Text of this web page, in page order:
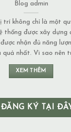
Blogadmin
không chỉ là một quy
được xây dựng
nhận đủ năng
nhất. Vì sao nên
XEM THÊM
ĐĂNG KÝ TẠI